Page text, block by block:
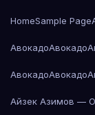
HomeSample Page
АвокадоАвокадо
АвокадоАвокадо
Айзек Азимов —